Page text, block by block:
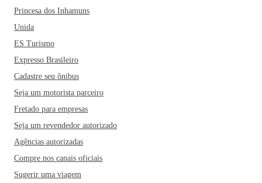
Princesa dos Inhamuns
Unida
ES Turismo
Expresso Brasileiro
Cadastre seu ônibus
Seja um motorista parceiro
Fretado para empresas
Seja um revendedor autorizado
Agências autorizadas
Compre nos canais oficiais
Sugerir uma viagem